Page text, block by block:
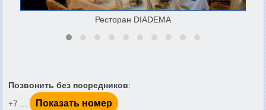
Ресторан DIADEMA
Позвонить без посредников:
+7 ...
Показать номер